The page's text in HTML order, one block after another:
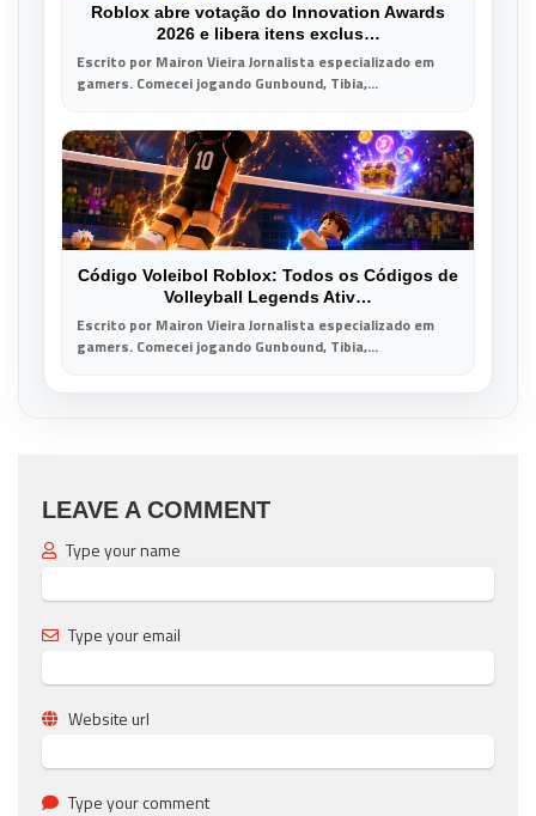
Roblox abre votação do Innovation Awards
2026 e libera itens exclus…
Escrito por Mairon Vieira Jornalista especializado em
gamers. Comecei jogando Gunbound, Tibia,...
Código Voleibol Roblox: Todos os Códigos de
Volleyball Legends Ativ…
Escrito por Mairon Vieira Jornalista especializado em
gamers. Comecei jogando Gunbound, Tibia,...
LEAVE A COMMENT
Type your name
Type your email
Website url
Type your comment